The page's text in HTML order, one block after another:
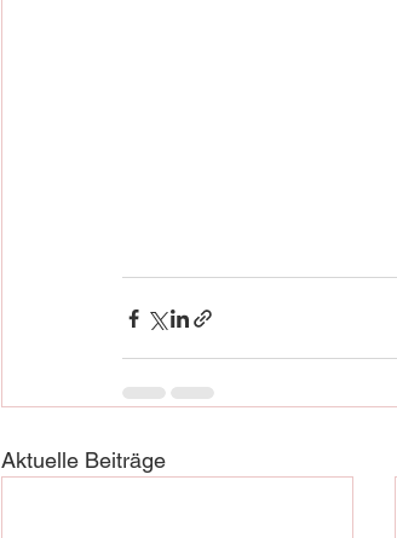
Aktuelle Beiträge